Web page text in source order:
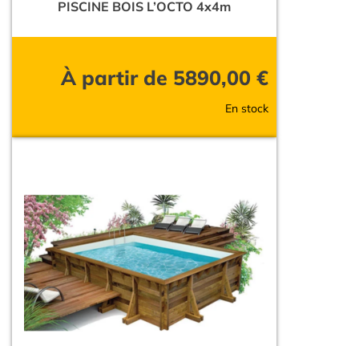
PISCINE BOIS L’OCTO 4x4m
À partir de 5890,00 €
En stock